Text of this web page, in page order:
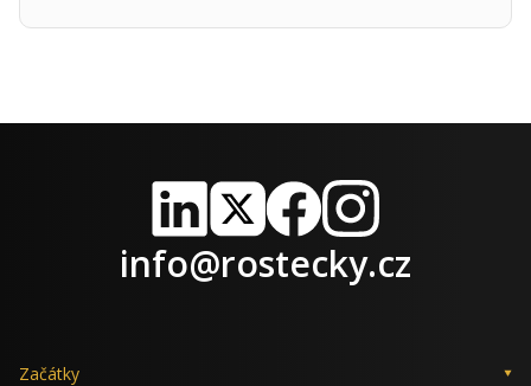
LinkedIn
X FacebookInstagram
info@rostecky.cz
Začátky